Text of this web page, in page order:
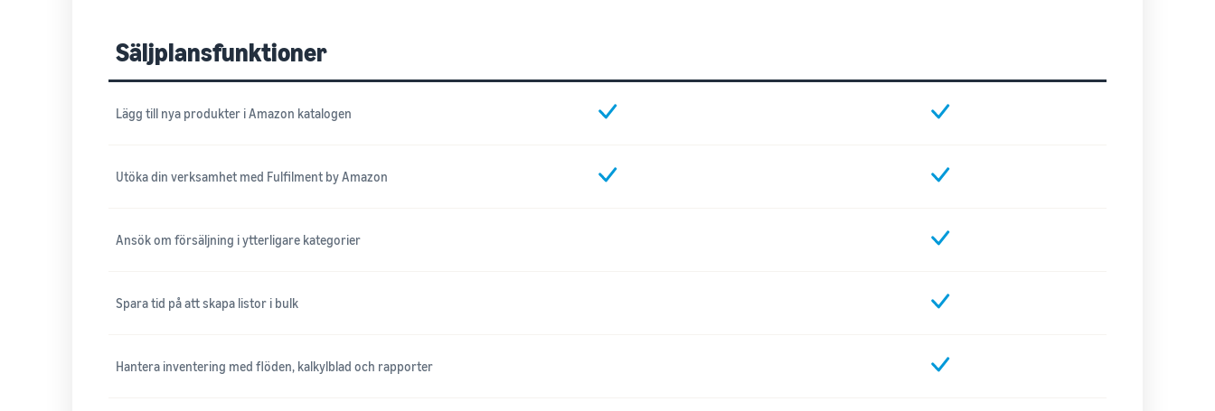
Säljplansfunktioner
Lägg till nya produkter i Amazon katalogen
Utöka din verksamhet med Fulfilment by Amazon
Ansök om försäljning i ytterligare kategorier
Spara tid på att skapa listor i bulk
Hantera inventering med flöden, kalkylblad och rapporter